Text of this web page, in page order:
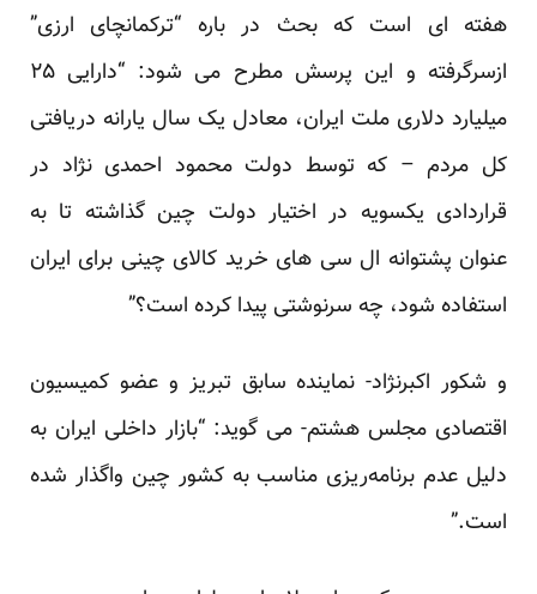
هفته ای است که بحث در باره “ترکمانچای ارزی”
ازسرگرفته و این پرسش مطرح می شود: “دارایی ۲۵
میلیارد دلاری ملت ایران، معادل یک سال یارانه دریافتی
کل مردم – که توسط دولت محمود احمدی نژاد در
قراردادی یکسویه در اختیار دولت چین گذاشته تا به
عنوان پشتوانه ال سی های خرید کالای چینی برای ایران
استفاده شود، چه سرنوشتی پیدا کرده است؟”
و شکور اکبرنژاد- نماینده سابق تبریز و عضو کمیسیون
اقتصادی مجلس هشتم- می گوید: “بازار داخلی ایران به
دلیل عدم برنامه‌ریزی مناسب به کشور چین واگذار شده
است.”